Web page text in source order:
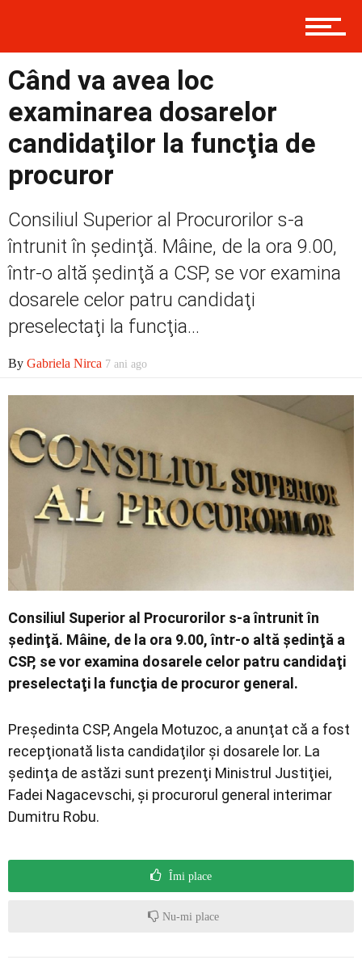
Externe
Contact
Când va avea loc
examinarea dosarelor
candidaţilor la funcţia de
procuror
Consiliul Superior al Procurorilor s-a
întrunit în şedinţă. Mâine, de la ora 9.00,
într-o altă şedinţă a CSP, se vor examina
dosarele celor patru candidaţi
preselectaţi la funcţia...
By Gabriela Nirca 7 ani ago
Consiliul Superior al Procurorilor s-a întrunit în
şedinţă. Mâine, de la ora 9.00, într-o altă şedinţă a
CSP, se vor examina dosarele celor patru candidaţi
preselectaţi la funcţia de procuror general.
Preşedinta CSP, Angela Motuzoc, a anunţat că a fost
recepţionată lista candidaţilor şi dosarele lor. La
şedinţa de astăzi sunt prezenţi Ministrul Justiţiei,
Fadei Nagacevschi, şi procurorul general interimar
Dumitru Robu.
Îmi place
Nu-mi place